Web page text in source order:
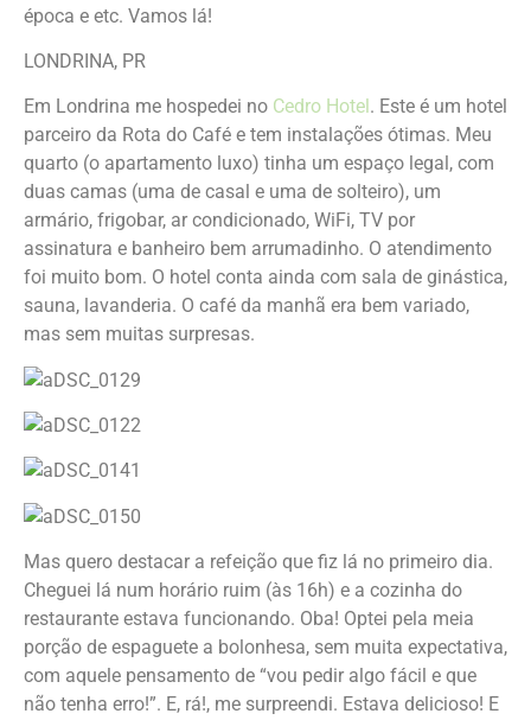
época e etc. Vamos lá!
LONDRINA, PR
Em Londrina me hospedei no Cedro Hotel . Este é um hotel
parceiro da Rota do Café e tem instalações ótimas. Meu
quarto (o apartamento luxo) tinha um espaço legal, com
duas camas (uma de casal e uma de solteiro), um
armário, frigobar, ar condicionado, WiFi, TV por
assinatura e banheiro bem arrumadinho. O atendimento
foi muito bom. O hotel conta ainda com sala de ginástica,
sauna, lavanderia. O café da manhã era bem variado,
mas sem muitas surpresas.
Mas quero destacar a refeição que fiz lá no primeiro dia.
Cheguei lá num horário ruim (às 16h) e a cozinha do
restaurante estava funcionando. Oba! Optei pela meia
porção de espaguete a bolonhesa, sem muita expectativa,
com aquele pensamento de “vou pedir algo fácil e que
não tenha erro!”. E, rá!, me surpreendi. Estava delicioso! E